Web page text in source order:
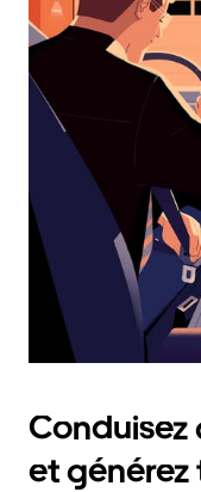
sélectionner
une
date.
Appuyez
sur
touche
pour
fermer
le
calendrier.
Conduisez
et